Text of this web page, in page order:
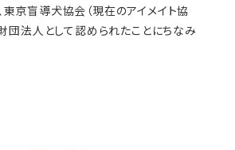
京盲導犬協会（現在のアイメイト協
団法人として認められたことにちなみ